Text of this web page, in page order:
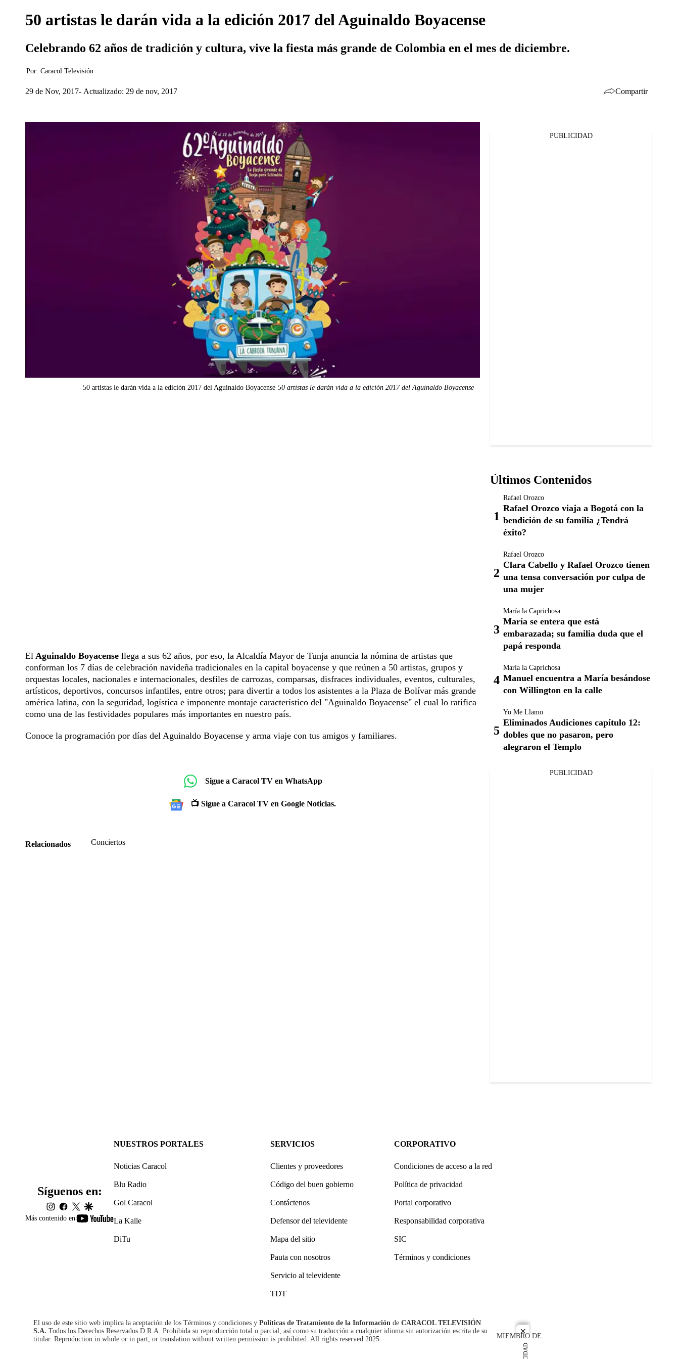
close
50 artistas le darán vida a la edición 2017 del Aguinaldo Boyacense
Celebrando 62 años de tradición y cultura, vive la fiesta más grande de Colombia en el mes de diciembre.
Por: Caracol Televisión
29 de Nov, 2017 Actualizado: 29 de nov, 2017 Compartir
50 artistas le darán vida a la edición 2017 del Aguinaldo Boyacense 50 artistas le darán vida a la edición 2017 del Aguinaldo Boyacense
El Aguinaldo Boyacense llega a sus 62 años, por eso, la Alcaldía Mayor de Tunja anuncia la nómina de artistas que
conforman los 7 días de celebración navideña tradicionales en la capital boyacense y que reúnen a 50 artistas, grupos y
orquestas locales, nacionales e internacionales, desfiles de carrozas, comparsas, disfraces individuales, eventos, culturales,
artísticos, deportivos, concursos infantiles, entre otros; para divertir a todos los asistentes a la Plaza de Bolívar más grande
américa latina, con la seguridad, logística e imponente montaje característico del "Aguinaldo Boyacense" el cual lo ratifica
como una de las festividades populares más importantes en nuestro país.
Conoce la programación por días del Aguinaldo Boyacense y arma viaje con tus amigos y familiares.
Sigue a Caracol TV en WhatsApp
📺 Sigue a Caracol TV en Google Noticias.
Relacionados Conciertos
PUBLICIDAD
Últimos Contenidos
Rafael Orozco
Rafael Orozco viaja a Bogotá con la
bendición de su familia ¿Tendrá
éxito?
Rafael Orozco
Clara Cabello y Rafael Orozco tienen
una tensa conversación por culpa de
una mujer
María la Caprichosa
María se entera que está
embarazada; su familia duda que el
papá responda
María la Caprichosa
Manuel encuentra a María besándose
con Willington en la calle
Yo Me Llamo
Eliminados Audiciones capítulo 12:
dobles que no pasaron, pero
alegraron el Templo
PUBLICIDAD
Más contenido en
youtube-
Síguenos en:
instagram
facebook
twittergoogle
NUESTROS PORTALES
Noticias Caracol
Blu Radio
Gol Caracol
La Kalle
DiTu
SERVICIOS
Clientes y proveedores
Código del buen gobierno
Contáctenos
Defensor del televidente
Mapa del sitio
Pauta con nosotros
Servicio al televidente
TDT
CORPORATIVO
Condiciones de acceso a la red
Política de privacidad
Portal corporativo
Responsabilidad corporativa
SIC
Términos y condiciones
El uso de este sitio web implica la aceptación de los Términos y condiciones y Políticas de Tratamiento de la Información de CARACOL TELEVISIÓN
S.A. Todos los Derechos Reservados D.R.A. Prohibida su reproducción total o parcial, así como su traducción a cualquier idioma sin autorización escrita de su
titular. Reproduction in whole or in part, or translation without written permission is prohibited. All rights reserved 2025.
MIEMBRO DE: